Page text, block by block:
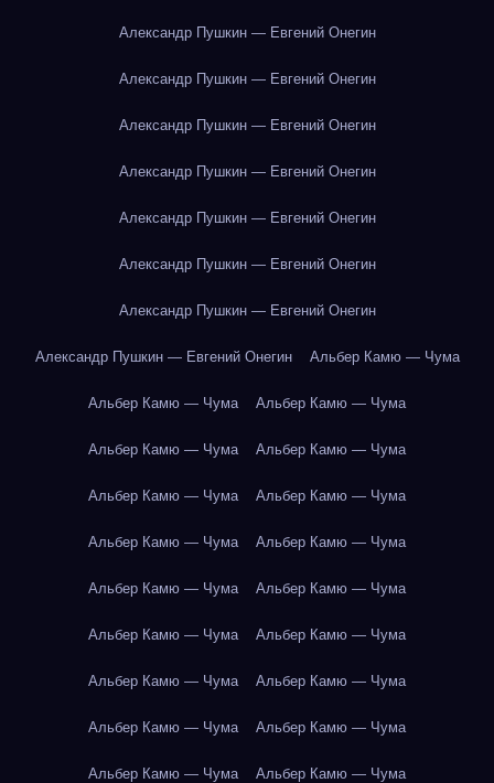
Александр Пушкин — Евгений Онегин
Александр Пушкин — Евгений Онегин
Александр Пушкин — Евгений Онегин
Александр Пушкин — Евгений Онегин
Александр Пушкин — Евгений Онегин
Александр Пушкин — Евгений Онегин
Александр Пушкин — Евгений Онегин
Александр Пушкин — Евгений Онегин Альбер Камю — Чума
Альбер Камю — Чума Альбер Камю — Чума
Альбер Камю — Чума Альбер Камю — Чума
Альбер Камю — Чума Альбер Камю — Чума
Альбер Камю — Чума Альбер Камю — Чума
Альбер Камю — Чума Альбер Камю — Чума
Альбер Камю — Чума Альбер Камю — Чума
Альбер Камю — Чума Альбер Камю — Чума
Альбер Камю — Чума Альбер Камю — Чума
Альбер Камю — Чума Альбер Камю — Чума